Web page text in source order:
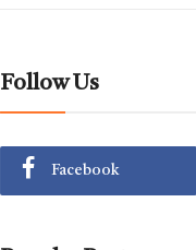
Follow Us
Facebook